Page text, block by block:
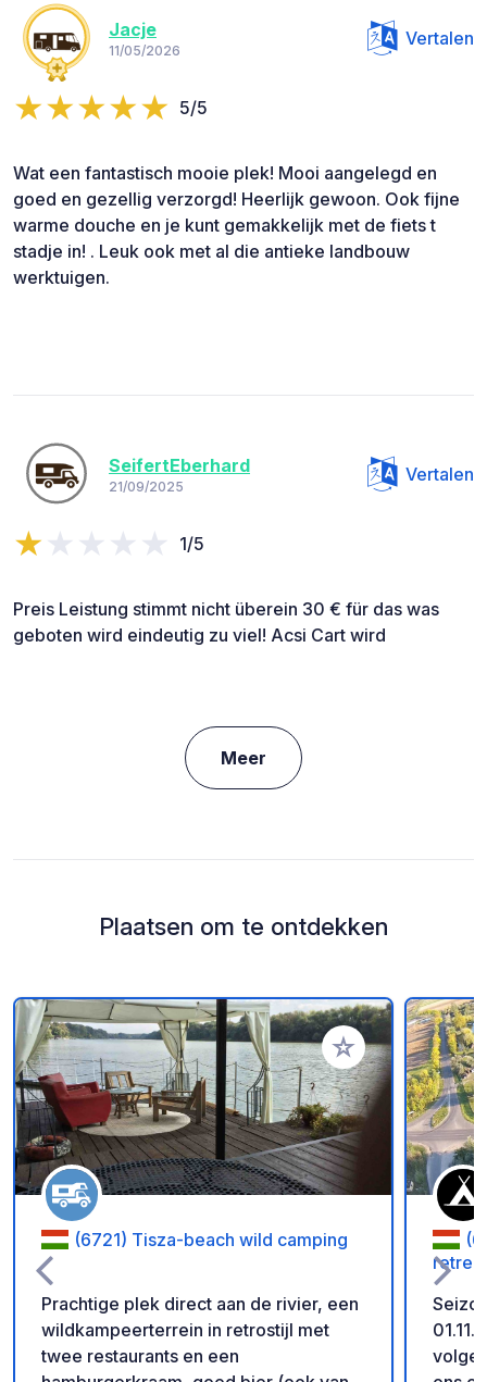
Jacje
11/05/2026
Vertalen
5/5
Wat een fantastisch mooie plek! Mooi aangelegd en
goed en gezellig verzorgd! Heerlijk gewoon. Ook fijne
warme douche en je kunt gemakkelijk met de fiets t
stadje in! . Leuk ook met al die antieke landbouw
werktuigen.
SeifertEberhard
21/09/2025
Vertalen
1/5
Preis Leistung stimmt nicht überein 30 € für das was
geboten wird eindeutig zu viel! Acsi Cart wird
Meer
Plaatsen om te ontdekken
Voeg toe aan je
(6721) Tisza-beach wild camping
Prachtige plek direct aan de rivier, een
wildkampeerterrein in retrostijl met
twee restaurants en een